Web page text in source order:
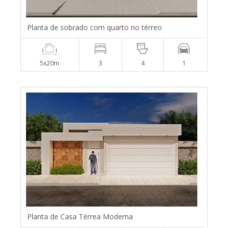
Planta de sobrado com quarto no térreo
5x20m 3 4 1
Planta de Casa Térrea Moderna